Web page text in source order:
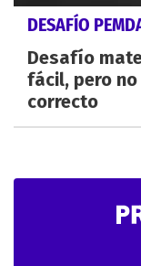
DESAFÍO
Desafío
fácil, pero
correcto